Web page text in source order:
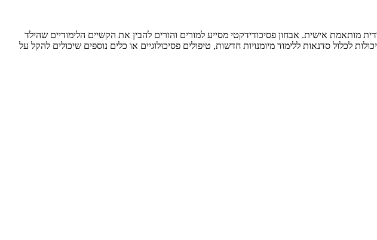
מותאמת אישית. אבחון פסיכודידקטי מסייע למורים והורים להבין את הקשיים הלימודיים שהילד
סדנאות ללימוד מיומנויות חדשות, טיפולים פסיכולוגיים או כלים נוספים שיכולים להקל על